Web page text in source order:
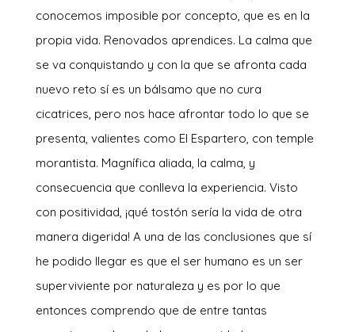
conocemos imposible por concepto, que es en la
propia vida. Renovados aprendices. La calma que
se va conquistando y con la que se afronta cada
nuevo reto sí es un bálsamo que no cura
cicatrices, pero nos hace afrontar todo lo que se
presenta, valientes como El Espartero, con temple
morantista. Magnífica aliada, la calma, y
consecuencia que conlleva la experiencia. Visto
con positividad, ¡qué tostón sería la vida de otra
manera digerida! A una de las conclusiones que sí
he podido llegar es que el ser humano es un ser
superviviente por naturaleza y es por lo que
entonces comprendo que de entre tantas